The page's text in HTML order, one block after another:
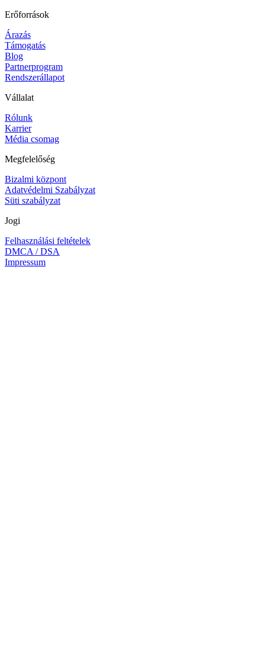
Erőforrások
Árazás
Támogatás
Blog
Partnerprogram
Rendszerállapot
Vállalat
Rólunk
Karrier
Média csomag
Megfelelőség
Bizalmi központ
Adatvédelmi Szabályzat
Süti szabályzat
Jogi
Felhasználási feltételek
DMCA / DSA
Impressum